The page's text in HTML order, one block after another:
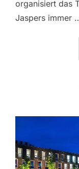
organisiert das
Jaspers immer